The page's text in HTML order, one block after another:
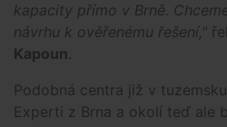
kapacity přímo v Brně.
návrhu k ověřenému řešení,"
Kapoun.
Podobná centra již v
Experti z Brna a okolí teď ale